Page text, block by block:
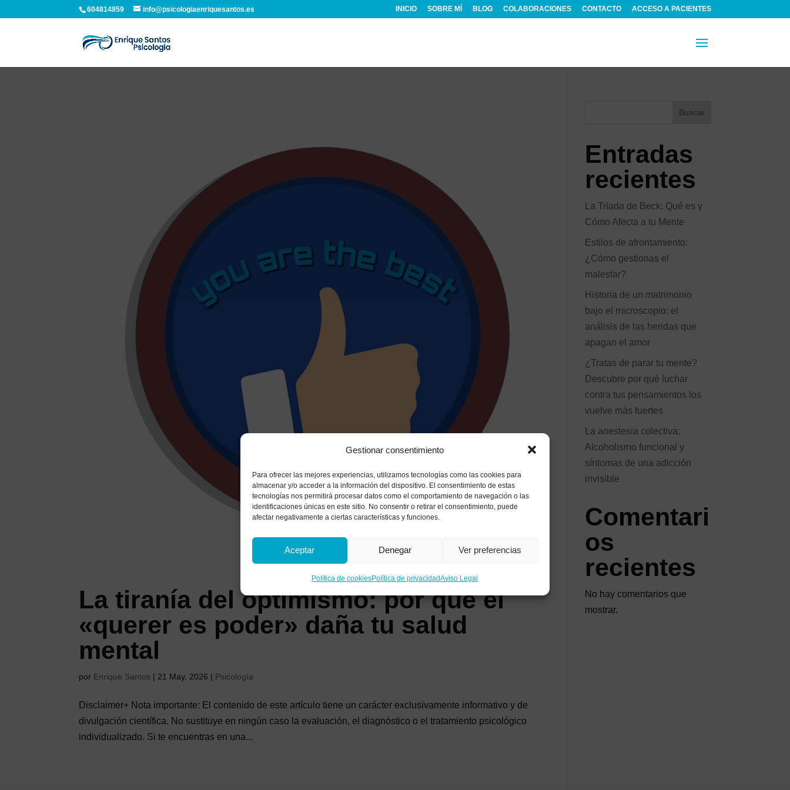
Gestionar consentimiento
Para ofrecer las mejores experiencias, utilizamos tecnologías como las cookies para
almacenar y/o acceder a la información del dispositivo. El consentimiento de estas
tecnologías nos permitirá procesar datos como el comportamiento de navegación o las
identificaciones únicas en este sitio. No consentir o retirar el consentimiento, puede
afectar negativamente a ciertas características y funciones.
Aceptar Denegar Ver preferencias
Política de cookiesPolítica de privacidadAviso Legal
604814859 info@psicologiaenriquesantos.es INICIO SOBRE MÍ BLOG COLABORACIONES CONTACTO ACCESO A PACIENTES
La tiranía del optimismo: por qué el
«querer es poder» daña tu salud
mental
por Enrique Santos | 21 May, 2026 | Psicología
Disclaimer+ Nota importante: El contenido de este artículo tiene un carácter exclusivamente informativo y de
divulgación científica. No sustituye en ningún caso la evaluación, el diagnóstico o el tratamiento psicológico
individualizado. Si te encuentras en una...
Buscar
Entradas
recientes
La Tríada de Beck: Qué es y
Cómo Afecta a tu Mente
Estilos de afrontamiento:
¿Cómo gestionas el
malestar?
Historia de un matrimonio
bajo el microscopio: el
análisis de las heridas que
apagan el amor
¿Tratas de parar tu mente?
Descubre por qué luchar
contra tus pensamientos los
vuelve más fuertes
La anestesia colectiva:
Alcoholismo funcional y
síntomas de una adicción
invisible
Comentari
os
recientes
No hay comentarios que
mostrar.